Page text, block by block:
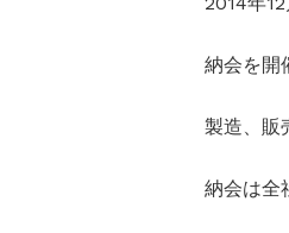
納会を開
製造、販
納会は全